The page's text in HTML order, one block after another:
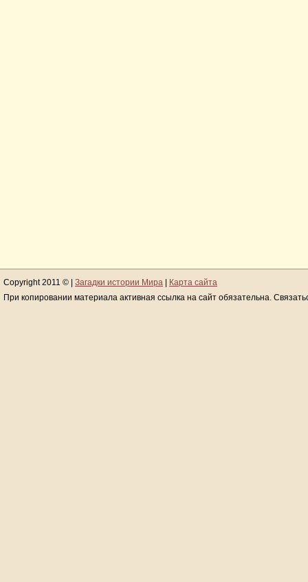
Copyright 2011 © | Загадки истории Мира
Карта сайта
При копировании материала активная ссылка на сайт обязательна.